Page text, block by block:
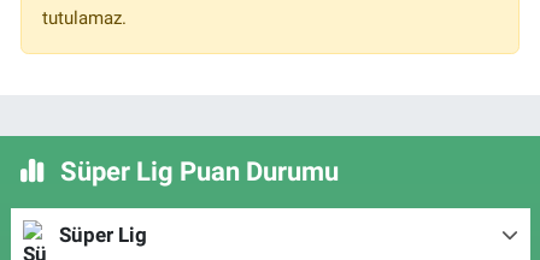
tutulamaz.
Süper Lig Puan Durumu
Süper Lig